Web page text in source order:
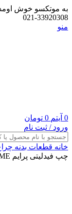
به موتکسو خوش
021-33920308
منو
0 آیتم 0 تومان
ورود / ثبت نام
خانه قطعات بدنه
چپ فیدلیتی پرایم FIDELITY PRIME